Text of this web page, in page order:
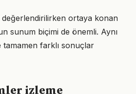
değerlendirilirken ortaya konan
sunum biçimi de önemli. Aynı
tamamen farklı sonuçlar
izleme